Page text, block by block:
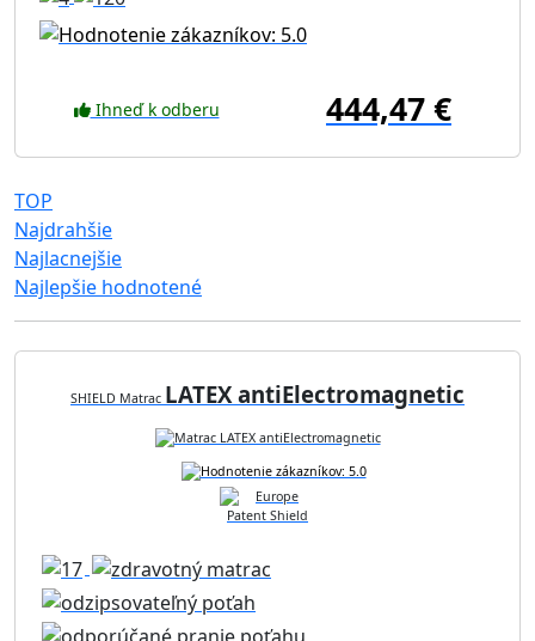
Ihneď k odberu 444,47 €
TOP
Najdrahšie
Najlacnejšie
Najlepšie hodnotené
SHIELD Matrac LATEX antiElectromagnetic